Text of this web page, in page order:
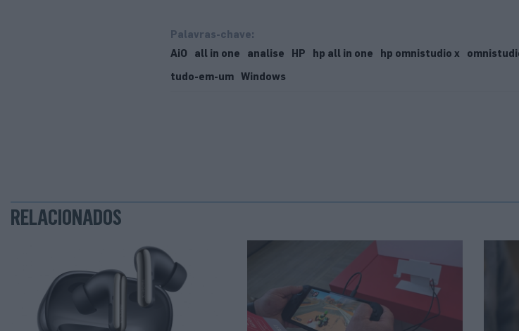
Palavras-chave:
AiO
all in one analise HP hp all in one hp omnistudio x
tudo-em-um Windows
RELACIONADOS